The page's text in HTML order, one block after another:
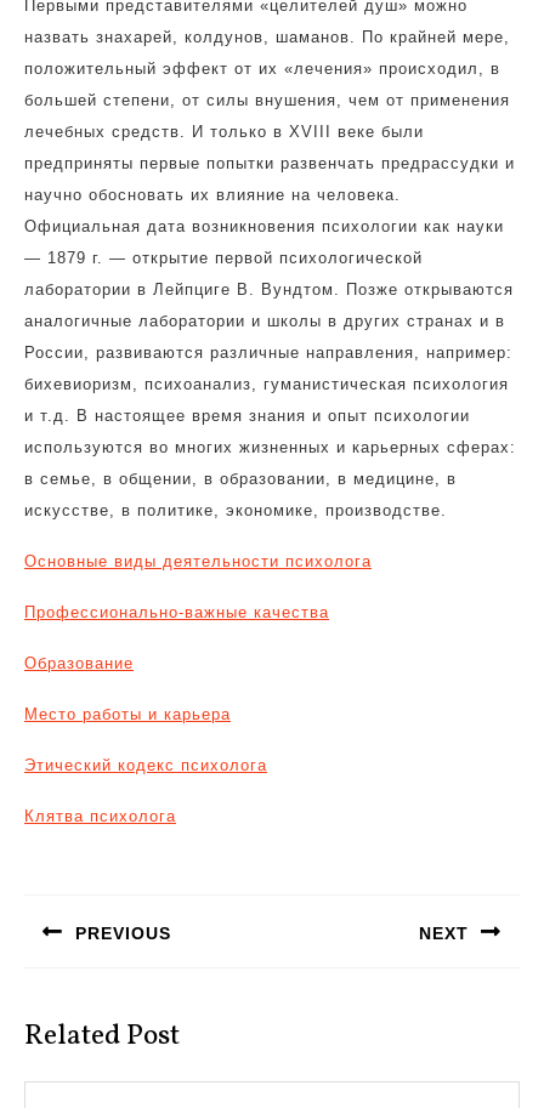
Первыми представителями «целителей душ» можно
назвать знахарей, колдунов, шаманов. По крайней мере,
положительный эффект от их «лечения» происходил, в
большей степени, от силы внушения, чем от применения
лечебных средств. И только в XVIII веке были
предприняты первые попытки развенчать предрассудки и
научно обосновать их влияние на человека.
Официальная дата возникновения психологии как науки
— 1879 г. — открытие первой психологической
лаборатории в Лейпциге В. Вундтом. Позже открываются
аналогичные лаборатории и школы в других странах и в
России, развиваются различные направления, например:
бихевиоризм, психоанализ, гуманистическая психология
и т.д. В настоящее время знания и опыт психологии
используются во многих жизненных и карьерных сферах:
в семье, в общении, в образовании, в медицине, в
искусстве, в политике, экономике, производстве.
Основные виды деятельности психолога
Профессионально-важные качества
Образование
Место работы и карьера
Этический кодекс психолога
Клятва психолога
записям
PREVIOUS NEXT
Related Post